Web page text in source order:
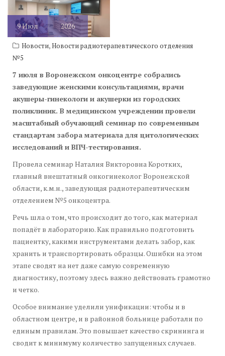
9Июл 2026
Новости,Новости радиотерапевтического отделения
№5
7 июля в Воронежском онкоцентре собрались
заведующие женскими консультациями, врачи
акушеры-гинекологи и акушерки из городских
поликлиник. В медицинском учреждении провели
масштабный обучающий семинар по современным
стандартам забора материала для цитологических
исследований и ВПЧ-тестирования.
Провела семинар Наталия Викторовна Коротких,
главный внештатный онкогинеколог Воронежской
области, к.м.н., заведующая радиотерапевтическим
отделением №5 онкоцентра.
Речь шла о том, что происходит до того, как материал
попадёт в лабораторию. Как правильно подготовить
пациентку, какими инструментами делать забор, как
хранить и транспортировать образцы. Ошибки на этом
этапе сводят на нет даже самую современную
диагностику, поэтому здесь важно действовать грамотно
и четко.
Особое внимание уделили унификации: чтобы и в
областном центре, и в районной больнице работали по
единым правилам. Это повышает качество скрининга и
сводит к минимуму количество запущенных случаев.